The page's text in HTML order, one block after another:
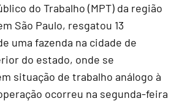
do Trabalho (MPT) da região
São Paulo, resgatou 13
uma fazenda na cidade de
do estado, onde se
situação de trabalho análogo à
ocorreu na segunda-feira